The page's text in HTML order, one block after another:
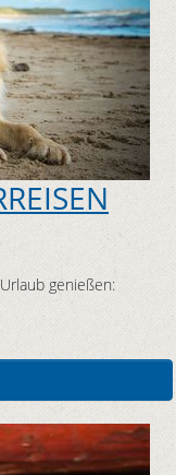
genießen: